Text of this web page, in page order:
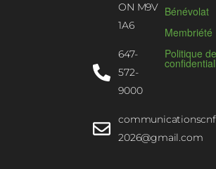
ON M9V
1A6
647-
572-
9000
2026@gmail.com
Bénévolat
Membriété
Politique de